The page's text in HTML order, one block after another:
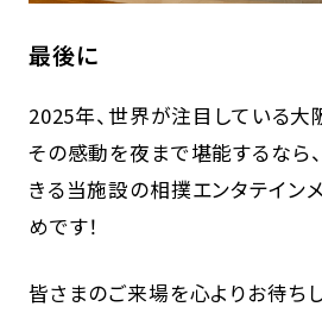
最後に
2025年、世界が注目している大
その感動を夜まで堪能するなら
きる当施設の相撲エンタテイン
めです！
皆さまのご来場を心よりお待ち